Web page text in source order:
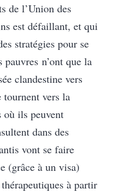
de l’Union des
est défaillant, et qui
stratégies pour se
n’ont que la
clandestine vers
tournent vers la
où ils peuvent
dans des
vont se faire
(grâce à un visa)
à partir